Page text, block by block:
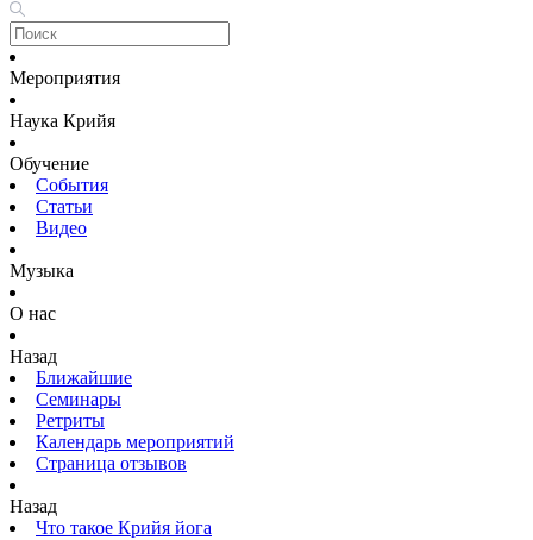
Мероприятия
Наука Крийя
Обучение
События
Статьи
Видео
Музыка
О нас
Назад
Ближайшие
Семинары
Ретриты
Календарь мероприятий
Страница отзывов
Назад
Что такое Крийя йога